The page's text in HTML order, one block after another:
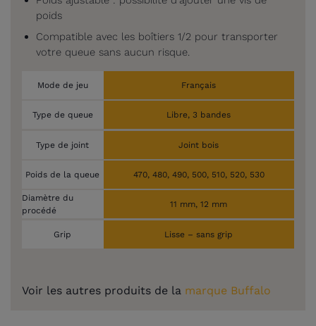
poids
Compatible avec les boîtiers 1/2 pour transporter
votre queue sans aucun risque.
Mode de jeu Français
Type de queue Libre, 3 bandes
Type de joint Joint bois
Poids de la queue 470, 480, 490, 500, 510, 520, 530
Diamètre du
procédé
11 mm, 12 mm
Grip Lisse – sans grip
Voir les autres produits de la marque Buffalo